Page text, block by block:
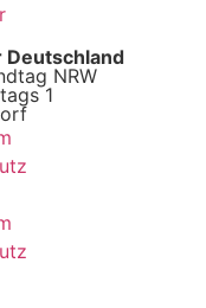
NRW
1